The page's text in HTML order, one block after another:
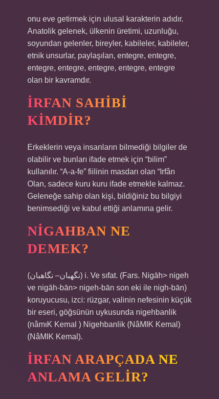
onu eve getirmek için ulusal karakterin adıdır.
Anatolik gelenek, ülkenin üretimi, uzunluğu,
soyundan gelenler, bireyler, kabileler, kabileler,
etnik unsurlar, paylaşılan, entegre, entegre,
entegre, entegre, entegre, entegre, entegre
olan bir kavramdır.
İRFAN SAHIBI
KIMDIR?
Erkeklerin veya insanların bilmediği bilgiler de
olabilir ve bunları ifade etmek için “bilim”
kullanılır. “A-a-fe” fiilinin masdarı olan “Irfân
Olan, sadece kuru kuru ifade etmekle kalmaz.
Geleneğe sahip olan kişi, bildiğiniz bu bilgiyi
benimsediği ve kabul ettiği anlamına gelir.
NIGAHBAN NE
DEMEK?
(ﻧﮕﻬﺒﺎﻥ– ﻧﮕﺎﻫﺒﺎﻥ) i. Ve sıfat. (Fars. Nigāh> nigeh
ve nigāh-bān> nigeh-bān son eki ile nigh-bān)
koruyucusu, izci: rüzgar, valinin nefesinin küçük
bir eseri, göğsünün uykusunda nigehbanlik
(nâmıK Kemal ) Nigehbanlik (NâMIK Kemal)
(NâMIK Kemal).
İRFAN ARAPÇADA NE
ANLAMA GELIR?